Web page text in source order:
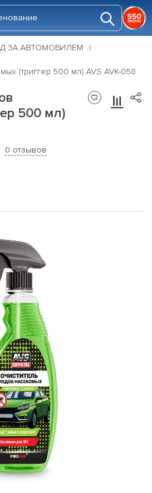
ЗА АВТОМОБИЛЕМ
(триггер 500 мл) AVS AVK-058
500 мл)
0 отзывов